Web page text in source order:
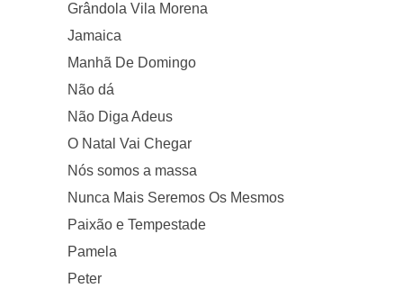
Grândola Vila Morena
Jamaica
Manhã De Domingo
Não dá
Não Diga Adeus
O Natal Vai Chegar
Nós somos a massa
Nunca Mais Seremos Os Mesmos
Paixão e Tempestade
Pamela
Peter